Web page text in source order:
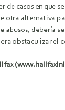
de casos en que
otra alternativa
abusos, debería
obstaculizar el